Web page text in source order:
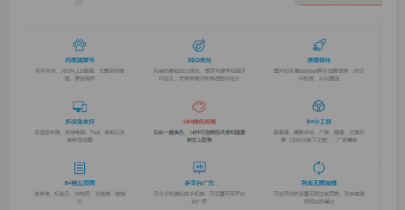
使用社交账号登录即表示同意